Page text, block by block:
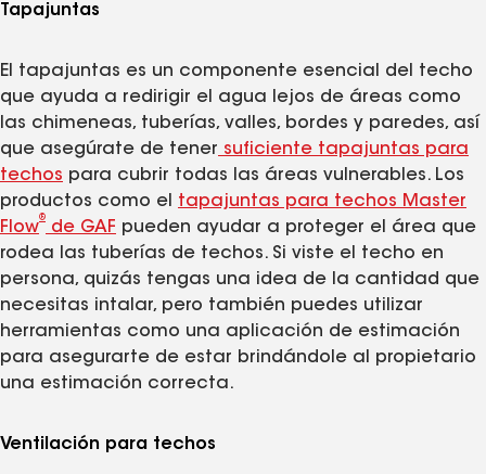
Tapajuntas
El tapajuntas es un componente esencial del techo
que ayuda a redirigir el agua lejos de áreas como
las chimeneas, tuberías, valles, bordes y paredes, así
que asegúrate de tener suficiente tapajuntas para
techos para cubrir todas las áreas vulnerables. Los
productos como el tapajuntas para techos Master
Flow
®
de GAF pueden ayudar a proteger el área que
rodea las tuberías de techos. Si viste el techo en
persona, quizás tengas una idea de la cantidad que
necesitas intalar, pero también puedes utilizar
herramientas como una aplicación de estimación
para asegurarte de estar brindándole al propietario
una estimación correcta.
Ventilación para techos